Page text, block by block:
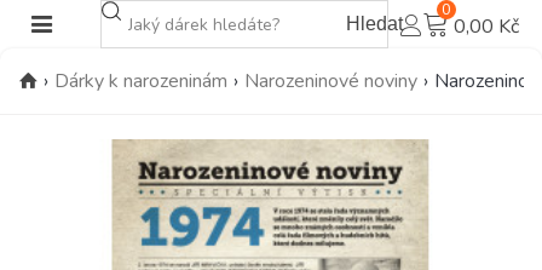
Hledat
0
0,00 Kč
› Dárky k narozeninám › Narozeninové noviny ›